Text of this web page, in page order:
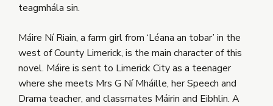
teagmhála sin.
Máire Ní Riain, a farm girl from ‘Léana an tobar’ in the
west of County Limerick, is the main character of this
novel. Máire is sent to Limerick City as a teenager
where she meets Mrs G Ní Mháille, her Speech and
Drama teacher, and classmates Máirin and Eibhlin. A